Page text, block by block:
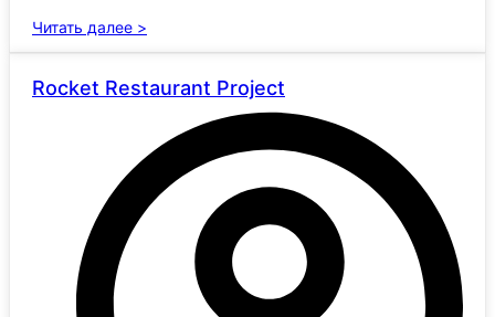
Читать далее >
Rocket Restaurant Project